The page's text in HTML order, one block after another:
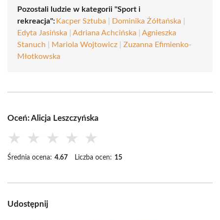
Pozostali ludzie w kategorii "Sport i
rekreacja": Kacper Sztuba Dominika Żółtańska
Edyta Jasińska
Adriana Achcińska
Agnieszka
Stanuch
Mariola Wojtowicz
Zuzanna Efimienko-
Młotkowska
Oceń: Alicja Leszczyńska
★ ★ ★ ★ ★
Średnia ocena: 4.67 Liczba ocen: 15
Udostępnij